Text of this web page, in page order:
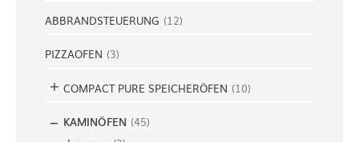
ABBRANDSTEUERUNG (12)
PIZZAOFEN (3)
COMPACT PURE SPEICHERÖFEN (10)
KAMINÖFEN (45)